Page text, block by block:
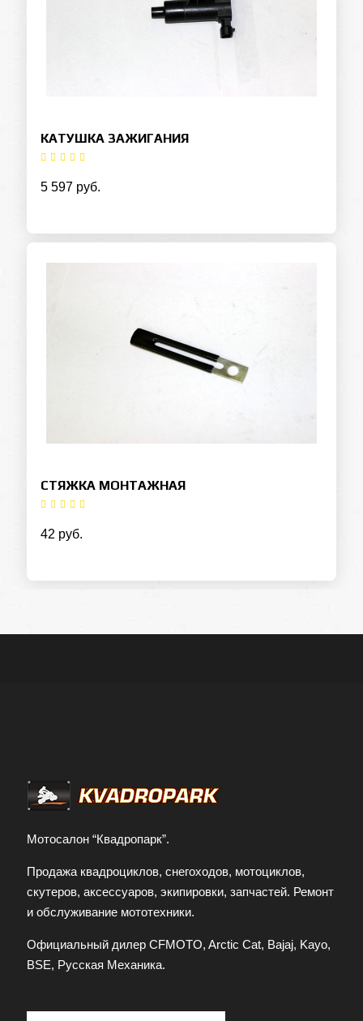
КАТУШКА ЗАЖИГАНИЯ
5 597 руб.
СТЯЖКА МОНТАЖНАЯ
42 руб.
Мотосалон “Квадропарк”.
Продажа квадроциклов, снегоходов, мотоциклов,
скутеров, аксессуаров, экипировки, запчастей. Ремонт
и обслуживание мототехники.
Официальный дилер CFMOTO, Arctic Cat, Bajaj, Kayo,
BSE, Русская Механика.